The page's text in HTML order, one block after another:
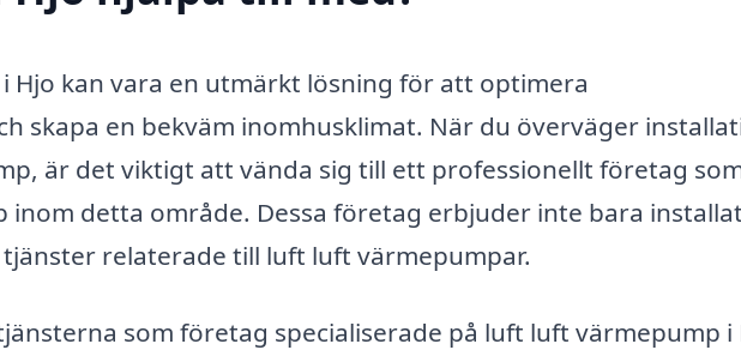
Hjo kan vara en utmärkt lösning för att optimera
skapa en bekväm inomhusklimat. När du överväger
är det viktigt att vända sig till ett professionellt företag
inom detta område. Dessa företag erbjuder inte bara
relaterade till luft luft värmepumpar.
som företag specialiserade på luft luft värmepump i